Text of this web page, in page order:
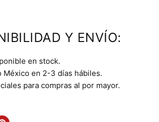
Y ENVÍO:
en stock.
México en 2-3 días hábiles.
para compras al por mayor.